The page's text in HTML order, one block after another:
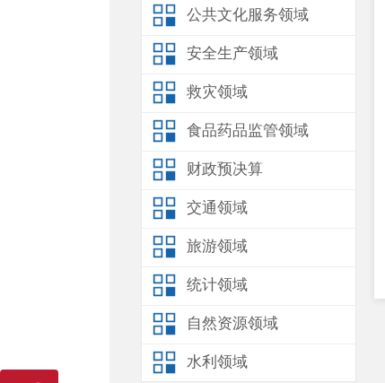
公共文化服务领域
安全生产领域
救灾领域
食品药品监管领域
财政预决算
交通领域
旅游领域
统计领域
自然资源领域
水利领域